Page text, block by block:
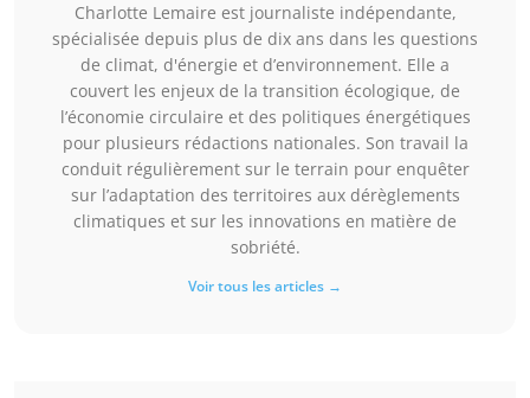
Charlotte Lemaire est journaliste indépendante,
spécialisée depuis plus de dix ans dans les questions
de climat, d'énergie et d’environnement. Elle a
couvert les enjeux de la transition écologique, de
l’économie circulaire et des politiques énergétiques
pour plusieurs rédactions nationales. Son travail la
conduit régulièrement sur le terrain pour enquêter
sur l’adaptation des territoires aux dérèglements
climatiques et sur les innovations en matière de
sobriété.
Voir tous les articles →